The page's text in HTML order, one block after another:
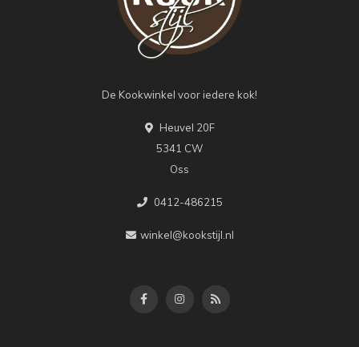
De Kookwinkel voor iedere kok!
Heuvel 20F
5341 CW
Oss
0412-486215
winkel@kookstijl.nl